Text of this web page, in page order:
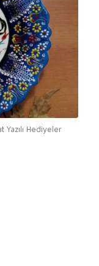
Yazılı Hediyeler